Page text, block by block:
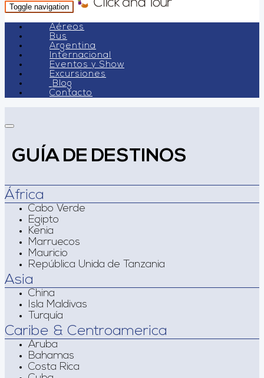
Toggle navigation
Aéreos
Bus
Argentina
Internacional
Eventos y Show
Excursiones
Blog
Contacto
GUÍA DE DESTINOS
África
Cabo Verde
Egipto
Kenia
Marruecos
Mauricio
República Unida de Tanzania
Asia
China
Isla Maldivas
Turquía
Caribe & Centroamerica
Aruba
Bahamas
Costa Rica